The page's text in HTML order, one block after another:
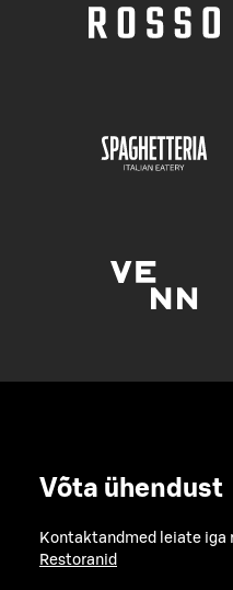
Võta ühendust
Kontaktandmed leiate iga
Restoranid